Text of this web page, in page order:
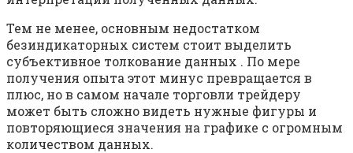
Тем не менее, основным недостатком
безиндикаторных систем стоит выделить
субъективное толкование данных . По мере
получения опыта этот минус превращается в
плюс, но в самом начале торговли трейдеру
может быть сложно видеть нужные фигуры и
повторяющиеся значения на графике с огромным
количеством данных.